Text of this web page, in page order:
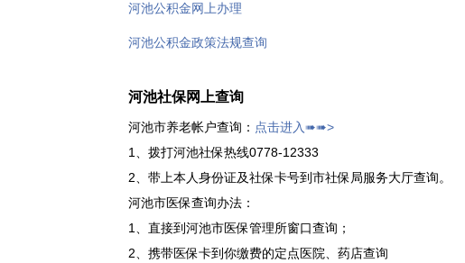
河池公积金网上办理
河池公积金政策法规查询
河池社保网上查询
河池市养老帐户查询： 点击进入➠➠>
1、拨打河池社保热线0778-12333
2、带上本人身份证及社保卡号到市社保局服务大厅查询。
河池市医保查询办法：
1、直接到河池市医保管理所窗口查询；
2、携带医保卡到你缴费的定点医院、药店查询